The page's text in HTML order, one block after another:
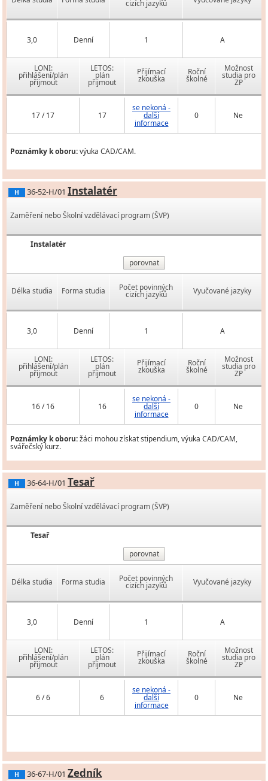
cizích jazyků
3,0 Denní 1 A
LONI:
přihlášení/plán
přijmout
LETOS:
plán
přijmout
Přijímací
zkouška
Roční
školné
Možnost
studia pro
ZP
17 / 17 17
se nekoná -
další
informace
0 Ne
Poznámky k oboru:výuka CAD/CAM.
H 36-52-H/01 Instalatér
Zaměření nebo Školní vzdělávací program (ŠVP)
Instalatér
porovnat
Délka studia Forma studia Počet povinných
cizích jazyků Vyučované jazyky
3,0 Denní 1 A
LONI:
přihlášení/plán
přijmout
LETOS:
plán
přijmout
Přijímací
zkouška
Roční
školné
Možnost
studia pro
ZP
16 / 16 16
se nekoná -
další
informace
0 Ne
Poznámky k oboru:žáci mohou získat stipendium, výuka CAD/CAM,
svářečský kurz.
H 36-64-H/01 Tesař
Zaměření nebo Školní vzdělávací program (ŠVP)
Tesař
porovnat
Délka studia Forma studia Počet povinných
cizích jazyků Vyučované jazyky
3,0 Denní 1 A
LONI:
přihlášení/plán
přijmout
LETOS:
plán
přijmout
Přijímací
zkouška
Roční
školné
Možnost
studia pro
ZP
6 / 6 6
se nekoná -
další
informace
0 Ne
H 36-67-H/01 Zedník